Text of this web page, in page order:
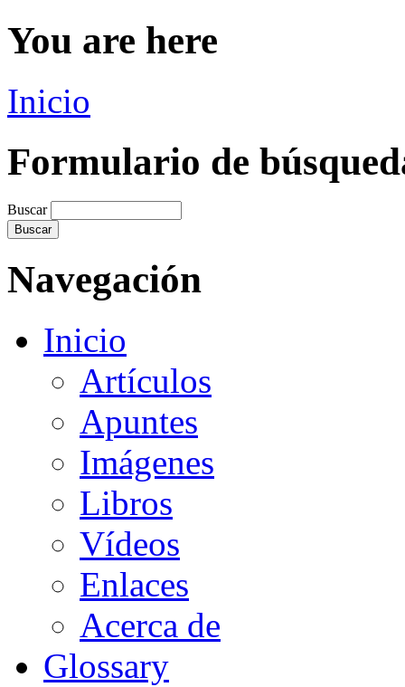
You are here
Inicio
Formulario de
Buscar
Navegación
Inicio
Artículos
Apuntes
Imágenes
Libros
Vídeos
Enlaces
Acerca de
Glossary